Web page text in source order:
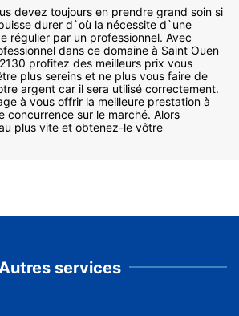
devez toujours en prendre grand soin si
durer d`où la nécessite d`une
régulier par un professionnel. Avec
dans ce domaine à Saint Ouen
profitez des meilleurs prix vous
plus sereins et ne plus vous faire de
argent car il sera utilisé correctement.
à vous offrir la meilleure prestation à
concurrence sur le marché. Alors
plus vite et obtenez-le vôtre
Autres services